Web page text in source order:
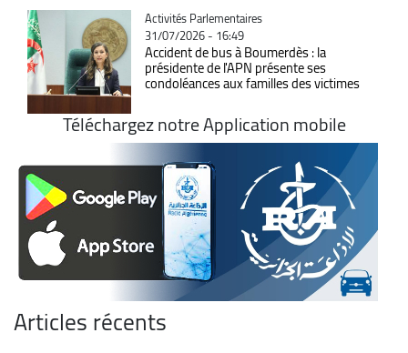
Catégorie
Activités Parlementaires
31/07/2026 - 16:49
Accident de bus à Boumerdès : la
présidente de l'APN présente ses
condoléances aux familles des victimes
Téléchargez notre Application mobile
Articles récents